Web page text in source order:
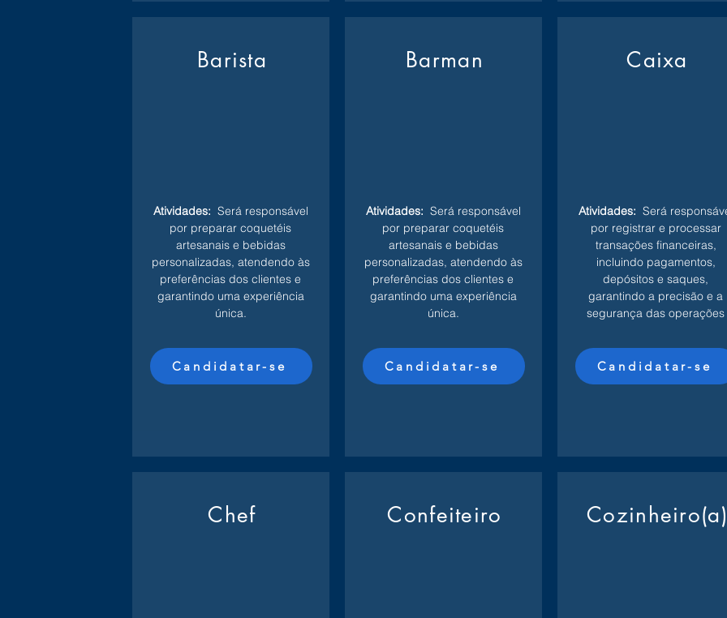
Barista
Atividades: Será responsável
por preparar coquetéis
artesanais e bebidas
personalizadas, atendendo às
preferências dos clientes e
garantindo uma experiência
única.
Candidatar-se
Chef
Barman
Atividades: Será responsável
por preparar coquetéis
artesanais e bebidas
personalizadas, atendendo às
preferências dos clientes e
garantindo uma experiência
única.
Candidatar-se
Confeiteiro
Caixa
Atividades: Será
por registrar e processar
transações financeiras,
incluindo pagamentos,
depósitos e saques,
garantindo a precisão e a
segurança das operações
Candidatar-se
Cozinheiro(a)